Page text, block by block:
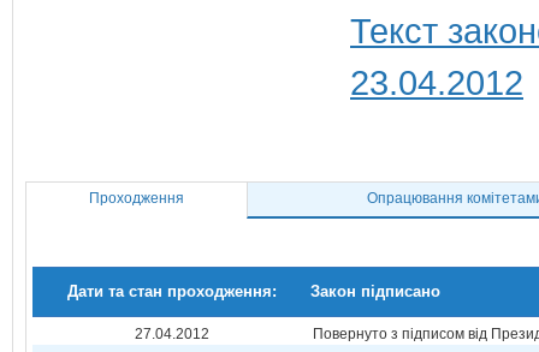
Текст
23.04.2012
Проходження Опрацювання
Дати та стан проходження: Закон підписано
27.04.2012
Повернуто з підписом від